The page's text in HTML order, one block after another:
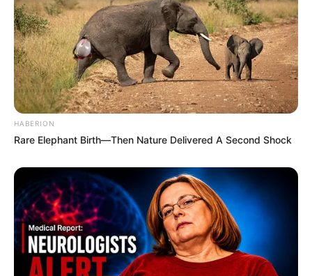
Latest News
અમદાવાદમાં મેયરને જોતા જ 3 દિવસથી પાણીમાં
રહેલા લોકોનો બાટલો ફાટ્યો
2 weeks ago
‘વિદ્યાર્થીઓને મારવાનો આદેશ કોણે આપ્યો, પેલેટ
ગનનો ઉપયોગ કરવાની મંજુરી કોણે આપી? રાહુલ
2 weeks ago
કેનેડામાં કાર અકસ્માતમાં અમદાવાદના કોમ્પ્યુટર
એન્જિનિયરનું મોત
2 weeks ago
પેપર લીક વિરુદ્ધ કાલે નવું બિલ આવી શકે છે, 10
વર્ષની જેલ અને 10 કરોડ સુધીના દંડની જોગવાઈ
2 weeks ago
HABERION
Rare Elephant Birth—Then Nature Delivered A Second Shock